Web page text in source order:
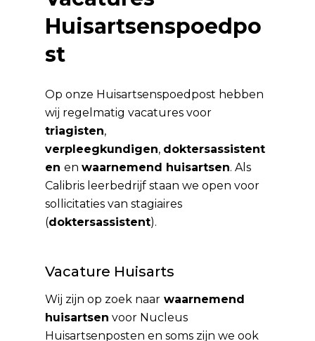
Huisartsenspoedpo
st
Op onze Huisartsenspoedpost hebben
wij regelmatig vacatures voor
triagisten,
verpleegkundigen, doktersassistent
en en waarnemend huisartsen. Als
Calibris leerbedrijf staan we open voor
sollicitaties van stagiaires
(doktersassistent).
Vacature Huisarts
Wij zijn op zoek naar waarnemend
huisartsen voor Nucleus
Huisartsenposten en soms zijn we ook